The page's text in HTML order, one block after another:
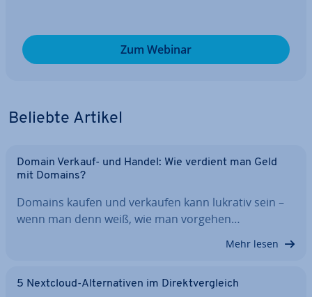
Zum Webinar
Beliebte Artikel
Domain Verkauf- und Handel: Wie verdient man Geld
mit Domains?
Domains kaufen und verkaufen kann lukrativ sein –
wenn man denn weiß, wie man vorgehen…
Mehr lesen
5 Nextcloud-Al­ter­na­ti­ven im Di­rekt­ver­gleich